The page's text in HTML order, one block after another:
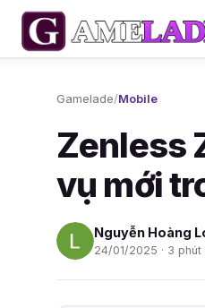
Gamelade/Mobile
Zenless
vụ mới
Nguyễn Hoàng
24/01/2025 · 3